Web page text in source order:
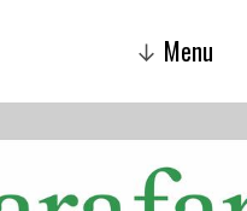
↓ Menu